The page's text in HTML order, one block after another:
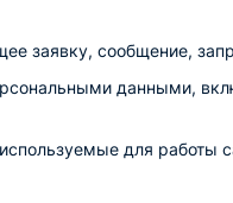
заявку, сообщение,
данными,
для работы